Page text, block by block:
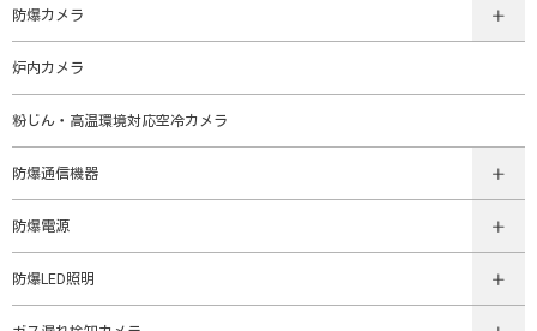
防爆カメラ
炉内カメラ
粉じん・高温環境対応空冷カメラ
防爆通信機器
防爆電源
防爆LED照明